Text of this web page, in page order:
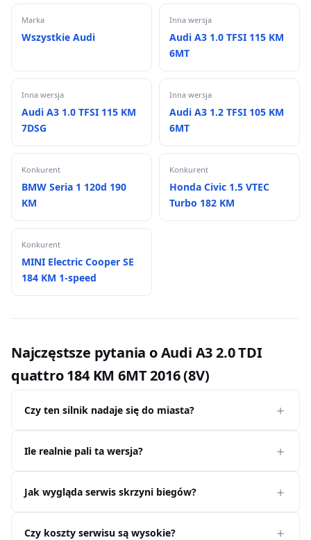
Marka
Wszystkie Audi
Inna wersja
Audi A3 1.0 TFSI 115 KM
6MT
Inna wersja
Audi A3 1.0 TFSI 115 KM
7DSG
Inna wersja
Audi A3 1.2 TFSI 105 KM
6MT
Konkurent
BMW Seria 1 120d 190
KM
Konkurent
Honda Civic 1.5 VTEC
Turbo 182 KM
Konkurent
MINI Electric Cooper SE
184 KM 1-speed
Najczęstsze pytania o Audi A3 2.0 TDI
quattro 184 KM 6MT 2016 (8V)
Czy ten silnik nadaje się do miasta?
Ile realnie pali ta wersja?
Jak wygląda serwis skrzyni biegów?
Czy koszty serwisu są wysokie?